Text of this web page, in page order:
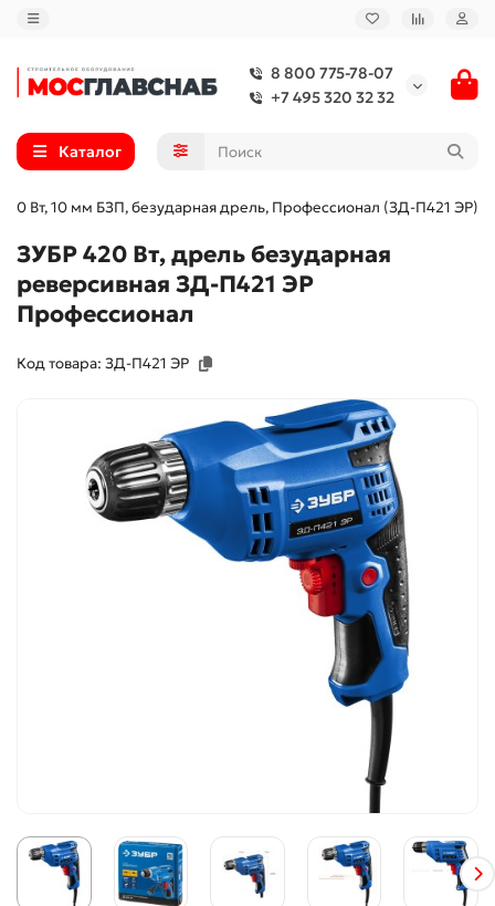
8 800 775-78-07
+7 495 320 32 32
Каталог
Вт, 10 мм БЗП, безударная дрель, Профессионал (ЗД-П421 ЭР)
ЗУБР 420 Вт, дрель безударная
реверсивная ЗД-П421 ЭР
Профессионал
Код товара: ЗД-П421 ЭР